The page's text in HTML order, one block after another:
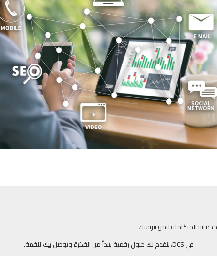
خدماتنا المتكاملة لنمو بيزنسك
في DCS، بنقدم لك حلول رقمية بتبدأ من الفكرة وتوصل بيك للقمة.